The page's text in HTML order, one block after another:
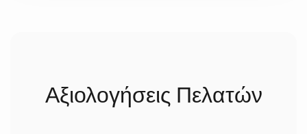
παραλαμβάνετε στον χώρο σας (σε 1-3 εργάσιμες
Αξιολογήσεις Πελατών